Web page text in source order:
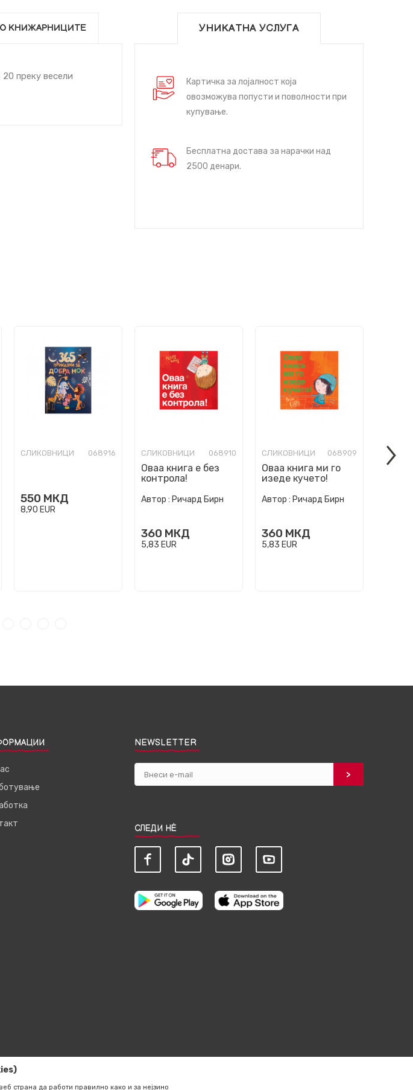
КНИЖАРНИЦИТЕ
преку весели
УНИКАТНА УСЛУГА
Картичка за лојалност која
овозможува попусти и поволности при
купување.
Бесплатна достава за нарачки над
2500 денари.
СЛИКОВНИЦИ 068916
550 МКД
8,90 EUR
СЛИКОВНИЦИ 068910
Оваа книга е без
контрола!
Автор : Ричард Бирн
360 МКД
5,83 EUR
СЛИКОВНИЦИ 068909
Оваа книга ми го
изеде кучето!
Автор : Ричард Бирн
360 МКД
5,83 EUR
Ние
NEWSLETTER
СЛЕДИ НЀ
страна да работи правилно како и за нејзино